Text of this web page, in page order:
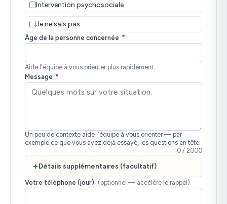
Intervention psychosociale
Je ne sais pas
Âge de la personne concernée *
Aide l'équipe à vous orienter plus rapidement.
Message *
Un peu de contexte aide l'équipe à vous orienter — par
exemple ce que vous avez déjà essayé, les questions en tête.
0 / 2000
Détails supplémentaires (facultatif)
Votre téléphone (jour) (optionnel — accélère le rappel)